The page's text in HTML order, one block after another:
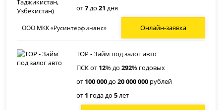
от7до21 дня
ООО МКК «Русинтерфинанс» Онлайн-заявка
ТОР - Займ под залог авто
ПСК от 12% до292% годовых
от 100 000до20 000 000 рублей
от 1 года до5лет